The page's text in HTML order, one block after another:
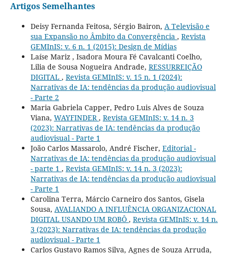
Artigos Semelhantes
Deisy Fernanda Feitosa, Sérgio Bairon, A Televisão e
sua Expansão no Âmbito da Convergência , Revista
GEMInIS: v. 6 n. 1 (2015): Design de Mídias
Laíse Mariz , Isadora Moura Fé Cavalcanti Coelho,
Lilia de Sousa Nogueira Andrade, RESSURREIÇÃO
DIGITAL , Revista GEMInIS: v. 15 n. 1 (2024):
Narrativas de IA: tendências da produção audiovisual
- Parte 2
Maria Gabriela Capper, Pedro Luis Alves de Souza
Viana, WAYFINDER, Revista GEMInIS: v. 14 n. 3
(2023): Narrativas de IA: tendências da produção
audiovisual - Parte 1
João Carlos Massarolo, André Fischer, Editorial -
Narrativas de IA: tendências da produção audiovisual
- parte 1 , Revista GEMInIS: v. 14 n. 3 (2023):
Narrativas de IA: tendências da produção audiovisual
- Parte 1
Carolina Terra, Márcio Carneiro dos Santos, Gisela
Sousa, AVALIANDO A INFLUÊNCIA ORGANIZACIONAL
DIGITAL USANDO UM ROBÔ , Revista GEMInIS: v. 14 n.
3 (2023): Narrativas de IA: tendências da produção
audiovisual - Parte 1
Carlos Gustavo Ramos Silva, Agnes de Souza Arruda,